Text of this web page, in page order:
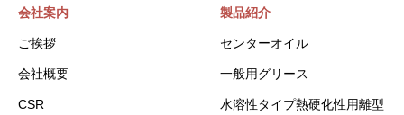
会社案内
ご挨拶
会社概要
CSR
製品紹介
センターオイル
一般用グリース
水溶性タイプ熱硬化性用離型